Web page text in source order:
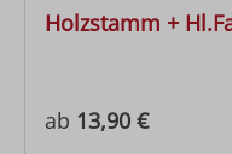
Holzstamm +
Regulärer Preis:
ab 13,90 €